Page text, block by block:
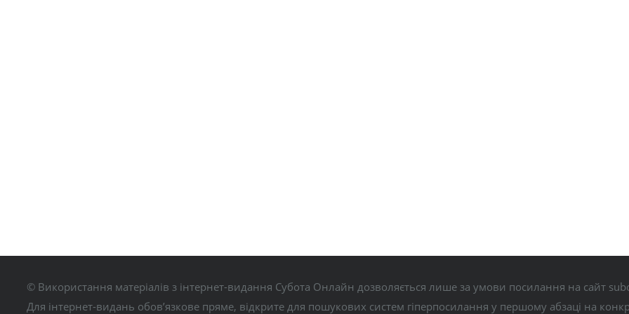
© Використання матеріалів з інтернет-видання Субота Онлайн дозволяється лише за умови посилання на сайт
Для інтернет-видань обов’язкове пряме, відкрите для пошукових систем гіперпосилання у першому абзаці на